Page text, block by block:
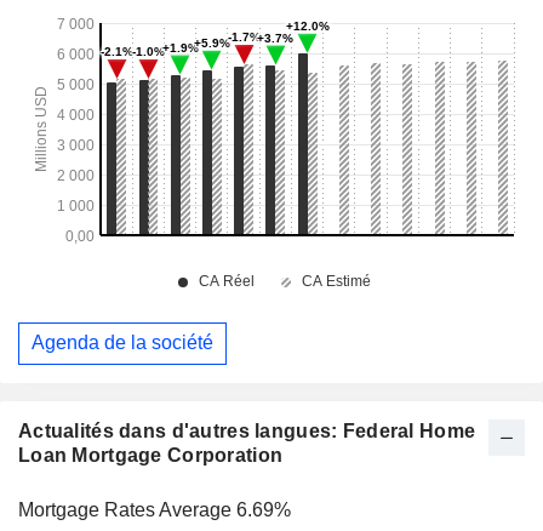
Actualités dans d'autres langues: Federal Home
Loan Mortgage Corporation
Mortgage Rates Average 6.69%
Agenda de la société